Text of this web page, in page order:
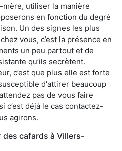
utiliser la manière
en fonction du degré
Un des signes les plus
vous, c’est la présence en
un peu partout et de
qu’ils secrètent.
c’est que plus elle est forte
d'attirer beaucoup
pas de vous faire
c’est déjà le cas contactez-
agirons.
des cafards à Villers-